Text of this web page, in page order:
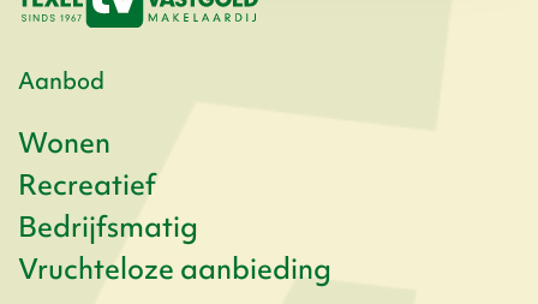
Aanbod
Wonen
Recreatief
Bedrijfsmatig
Vruchteloze aanbieding